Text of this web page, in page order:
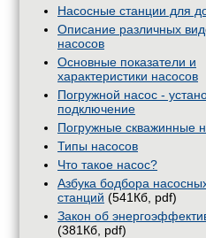
Насосные станции для
Описание различных
насосов
Основные показатели и
характеристики насосов
Погружной насос -
подключение
Погружные скважинные
Типы насосов
Что такое насос?
Азбука бодбора
станций (541Кб, pdf)
Закон об
(381Кб, pdf)